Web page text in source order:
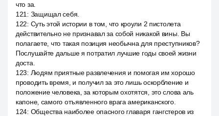
что за.
121 : Защищал себя.
122: Суть этой истории в том, что кроули 2 пистолета
действительно не признавал за собой никакой вины. Вы
полагаете, что такая позиция необычна для преступников?
Послушайте дальше я потратил лучшие годы своей жизни
доста.
123: Людям приятные развлечения и помогая им хорошо
проводить время, и получил за это лишь оскорбление и
положение человека, за которым охотятся, это слова аль
капоне, самого отъявленного врага американского.
124: Общества наиболее опасного главаря гангстеров из